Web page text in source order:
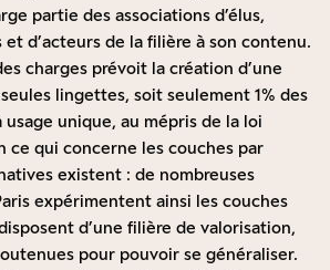
partie des associations d’élus,
d’acteurs de la filière à son contenu.
charges prévoit la création d’une
lingettes, soit seulement 1% des
unique, au mépris de la loi
ce qui concerne les couches par
existent : de nombreuses
expérimentent ainsi les couches
d’une filière de valorisation,
pour pouvoir se généraliser.